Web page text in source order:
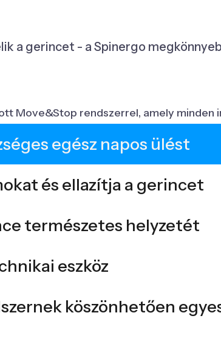
a gerincet - a Spinergo
Move&Stop rendszerrel, amely
egész napos ülést
és ellazítja a gerincet
természetes helyzetét
eszköz
köszönhetően